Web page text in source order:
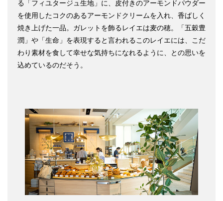
る「フィユタージュ生地」に、皮付きのアーモンドパウダー
を使用したコクのあるアーモンドクリームを入れ、香ばしく
焼き上げた一品。ガレットを飾るレイエは麦の穂。「五穀豊
潤」や「生命」を表現すると言われるこのレイエには、こだ
わり素材を食して幸せな気持ちになれるように、との思いを
込めているのだそう。